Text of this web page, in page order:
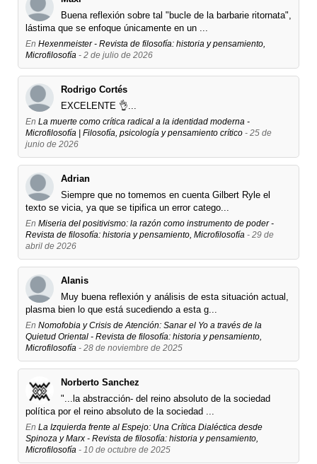
Buena reflexión sobre tal "bucle de la barbarie ritornata",
lástima que se enfoque únicamente en un ...
En Hexenmeister - Revista de filosofía: historia y pensamiento,
Microfilosofía - 2 de julio de 2026
Rodrigo Cortés
EXCELENTE 👌...
En La muerte como crítica radical a la identidad moderna -
Microfilosofía | Filosofía, psicología y pensamiento crítico - 25 de
junio de 2026
Adrian
Siempre que no tomemos en cuenta Gilbert Ryle el
texto se vicia, ya que se tipifica un error catego...
En Miseria del positivismo: la razón como instrumento de poder -
Revista de filosofía: historia y pensamiento, Microfilosofía - 29 de
abril de 2026
Alanis
Muy buena reflexión y análisis de esta situación actual,
plasma bien lo que está sucediendo a esta g...
En Nomofobia y Crisis de Atención: Sanar el Yo a través de la
Quietud Oriental - Revista de filosofía: historia y pensamiento,
Microfilosofía - 28 de noviembre de 2025
Norberto Sanchez
"...la abstracción- del reino absoluto de la sociedad
política por el reino absoluto de la sociedad ...
En La Izquierda frente al Espejo: Una Crítica Dialéctica desde
Spinoza y Marx - Revista de filosofía: historia y pensamiento,
Microfilosofía - 10 de octubre de 2025